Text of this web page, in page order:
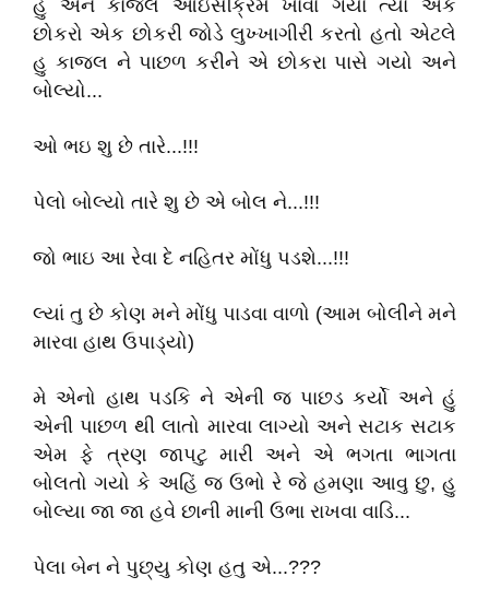
હુ અને કાજલ આઇસક્રિમ ખાવા ગયા ત્યાં એક
છોકરો એક છોકરી જોડે લુખ્ખાગીરી કરતો હતો એટલે
હુ કાજલ ને પાછળ કરીને એ છોકરા પાસે ગયો અને
બોલ્યો...
ઓ ભઇ શુ છે તારે...!!!
પેલો બોલ્યો તારે શુ છે એ બોલ ને...!!!
જો ભાઇ આ રેવા દે નહિતર મોંધુ પડશે...!!!
લ્યાં તુ છે કોણ મને મોંધુ પાડવા વાળો (આમ બોલીને મને
મારવા હાથ ઉપાડ્યો)
મે એનો હાથ પડકિ ને એની જ પાછડ કર્યો અને હું
એની પાછળ થી લાતો મારવા લાગ્યો અને સટાક સટાક
એમ ફે ત્રણ જાપટુ મારી અને એ ભગતા ભાગતા
બોલતો ગયો કે અહિં જ ઉભો રે જે હમણા આવુ છુ, હુ
બોલ્યા જા જા હવે છાની માની ઉભા રાખવા વાડિ...
પેલા બેન ને પુછ્યુ કોણ હતુ એ...???